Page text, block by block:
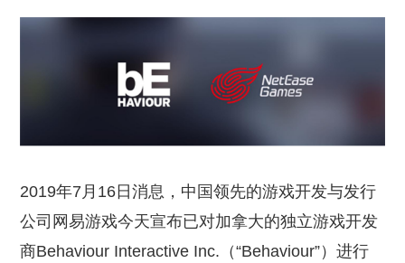
2019年7月16日消息，中国领先的游戏开发与发行
公司网易游戏今天宣布已对加拿大的独立游戏开发
商Behaviour Interactive Inc.（“Behaviour”）进行